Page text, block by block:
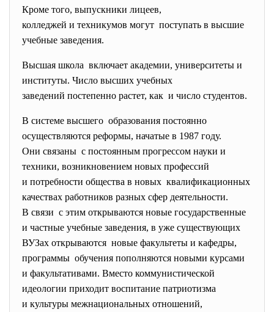
Кроме того, выпускники лицеев,
колледжей и техникумов могут поступать в высшие
учебные заведения.
Высшая школа включает академии, университеты и
институты. Число высших учебных
заведений постепенно растет, как и число студентов.
В системе высшего образования постоянно
осуществляются реформы, начатые в 1987 году.
Они связаны с постоянным прогрессом науки и
техники, возникновением новых профессий
и потребности общества в новых квалификационных
качествах работников разных сфер деятельности.
В связи с этим открываются новые государственные
и частные учебные заведения, в уже существующих
ВУЗах открываются новые факультеты и кафедры,
программы обучения пополняются новыми курсами
и факультативами. Вместо коммунистической
идеологии приходит воспитание патриотизма
и культуры межнациональных отношений,